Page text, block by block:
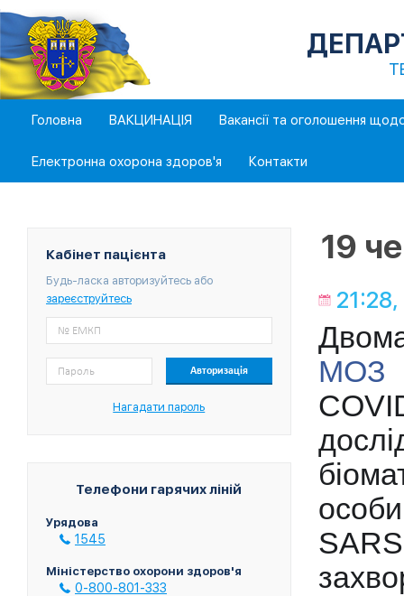
Головна ВАКЦИНАЦІЯ Вакансії та оголошення
Електронна охорона здоров'я Контакти
Кабінет пацієнта
Будь-ласка авторизуйтесь або
зареєструйтесь
Нагадати пароль
Телефони гарячих ліній
Урядова
1545
Міністерство охорони здоров'я
0-800-801-333
19
МОЗ